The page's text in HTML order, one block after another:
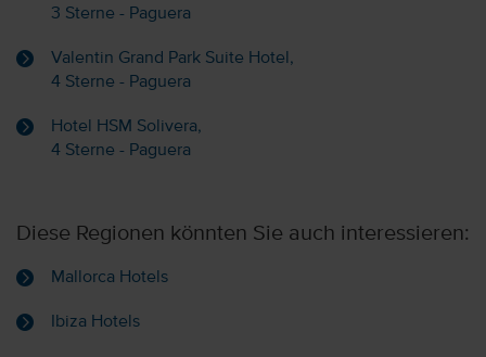
3 Sterne - Paguera
Valentin Grand Park Suite Hotel,
4 Sterne - Paguera
Hotel HSM Solivera,
4 Sterne - Paguera
Diese Regionen könnten Sie auch interessieren:
Mallorca Hotels
Ibiza Hotels